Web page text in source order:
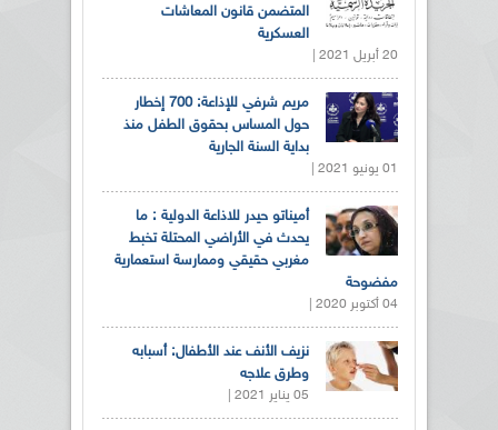
المتضمن قانون المعاشات
العسكرية
20 أبريل 2021 |
مريم شرفي للإذاعة: 700 إخطار
حول المساس بحقوق الطفل منذ
بداية السنة الجارية
01 يونيو 2021 |
أميناتو حيدر للاذاعة الدولية : ما
يحدث في الأراضي المحتلة تخبط
مغربي حقيقي وممارسة استعمارية
مفضوحة
04 أكتوبر 2020 |
نزيف الأنف عند الأطفال: أسبابه
وطرق علاجه
05 يناير 2021 |